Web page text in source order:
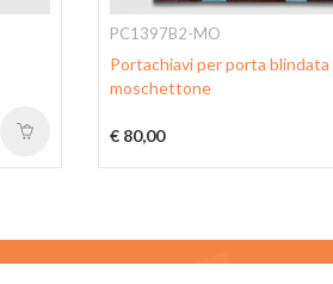
PC1397B2-MO
Portachiavi per porta blindata
moschettone
€ 80,00